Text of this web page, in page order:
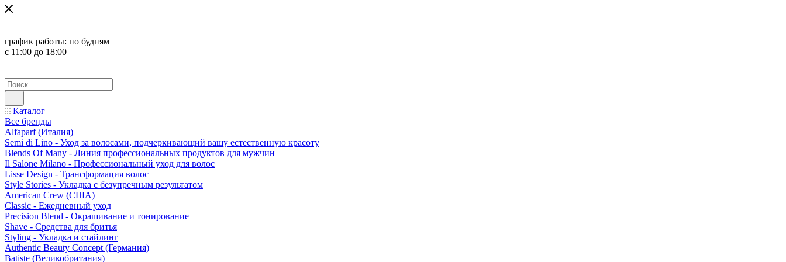
график работы: по будням
с 11:00 до 18:00
Каталог
Все бренды
Alfaparf (Италия)
Semi di Lino - Уход за волосами, подчеркивающий вашу естественную красоту
Blends Of Many - Линия профессиональных продуктов для мужчин
Il Salone Milano - Профессиональный уход для волос
Lisse Design - Трансформация волос
Style Stories - Укладка с безупречным результатом
American Crew (США)
Classic - Ежедневный уход
Precision Blend - Окрашивание и тонирование
Shave - Средства для бритья
Styling - Укладка и стайлинг
Authentic Beauty Concept (Германия)
Batiste (Великобритания)